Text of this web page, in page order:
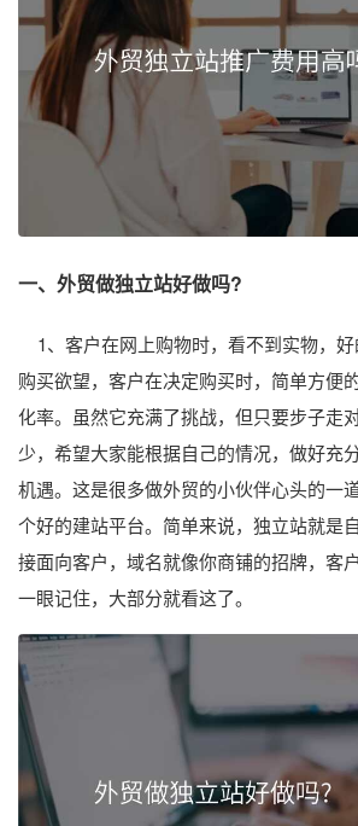
一、外贸做独立站好做吗?
1、客户在网上购物时，看不到实物，
购买欲望，客户在决定购买时，简单方便
化率。虽然它充满了挑战，但只要步子走
少，希望大家能根据自己的情况，做好充
机遇。这是很多做外贸的小伙伴心头的一
个好的建站平台。简单来说，独立站就是
接面向客户，域名就像你商铺的招牌，客
一眼记住，大部分就看这了。